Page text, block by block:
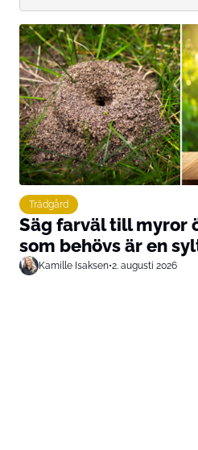
Trädgård
Säg farväl till myror
som behövs är en
Kamille Isaksen•2. augusti 2026